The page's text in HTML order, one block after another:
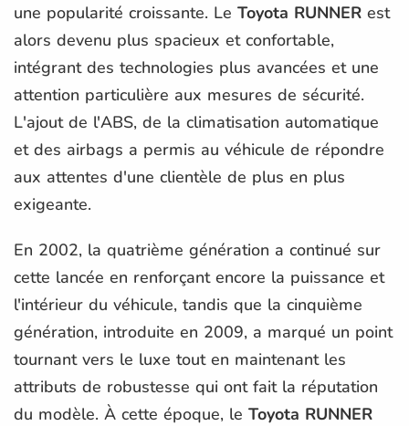
une popularité croissante. Le Toyota RUNNER est
alors devenu plus spacieux et confortable,
intégrant des technologies plus avancées et une
attention particulière aux mesures de sécurité.
L'ajout de l'ABS, de la climatisation automatique
et des airbags a permis au véhicule de répondre
aux attentes d'une clientèle de plus en plus
exigeante.
En 2002, la quatrième génération a continué sur
cette lancée en renforçant encore la puissance et
l'intérieur du véhicule, tandis que la cinquième
génération, introduite en 2009, a marqué un point
tournant vers le luxe tout en maintenant les
attributs de robustesse qui ont fait la réputation
du modèle. À cette époque, le Toyota RUNNER